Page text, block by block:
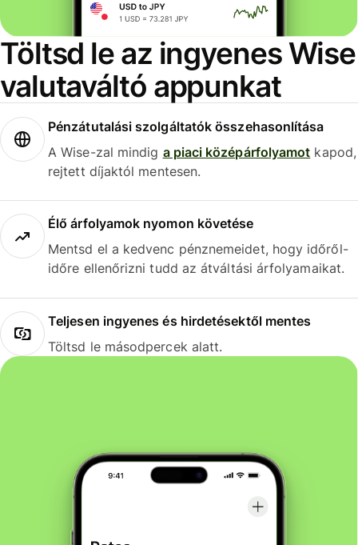
Töltsd le az ingyenes Wise
valutaváltó appunkat
Pénzátutalási szolgáltatók összehasonlítása
A Wise-zal mindig a piaci középárfolyamot kapod,
rejtett díjaktól mentesen.
Élő árfolyamok nyomon követése
Mentsd el a kedvenc pénznemeidet, hogy időről-
időre ellenőrizni tudd az átváltási árfolyamaikat.
Teljesen ingyenes és hirdetésektől mentes
Töltsd le másodpercek alatt.